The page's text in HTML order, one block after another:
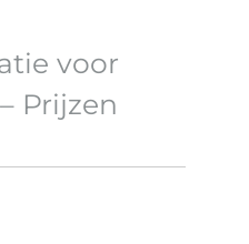
voor
Prijzen